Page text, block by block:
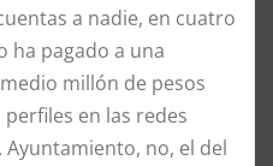
a nadie, en cuatro
ha pagado a una
millón de pesos
en las redes
Ayuntamiento, no, el del